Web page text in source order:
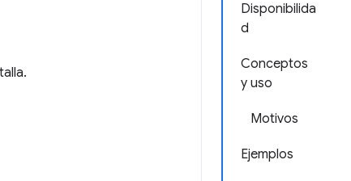
Disponibilida
d
Conceptos
y uso
Motivos
Ejemplos